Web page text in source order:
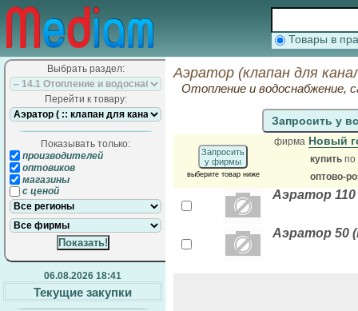
Товары в
Выбрать раздел:
Перейти к товару:
Показывать только:
производителей
оптовиков
магазины
с ценой
06.08.2026 18:41
Текущие закупки
Аэратор (клапан для
Отопление и водоснабжение,
Запросить у
Запросить
у фирмы
выберите товар ниже
фирма Новый
купить по
оптово-
Аэратор 110
Аэратор 50